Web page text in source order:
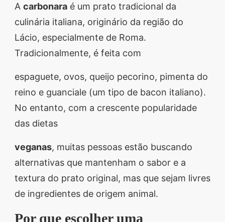
A carbonara é um prato tradicional da
culinária italiana, originário da região do
Lácio, especialmente de Roma.
Tradicionalmente, é feita com
espaguete, ovos, queijo pecorino, pimenta do
reino e guanciale (um tipo de bacon italiano).
No entanto, com a crescente popularidade
das dietas
veganas, muitas pessoas estão buscando
alternativas que mantenham o sabor e a
textura do prato original, mas que sejam livres
de ingredientes de origem animal.
Por que escolher uma